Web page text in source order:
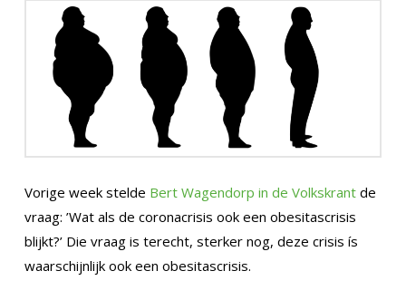
Vorige week stelde Bert Wagendorp in de Volkskrantde
vraag: ’Wat als de coronacrisis ook een obesitascrisis
blijkt?’ Die vraag is terecht, sterker nog, deze crisis ís
waarschijnlijk ook een obesitascrisis.